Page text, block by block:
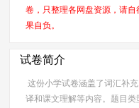
卷，只整理各网盘资源，请
果自负。
试卷简介
这份小学试卷涵盖了词汇补
译和课文理解等内容。题目